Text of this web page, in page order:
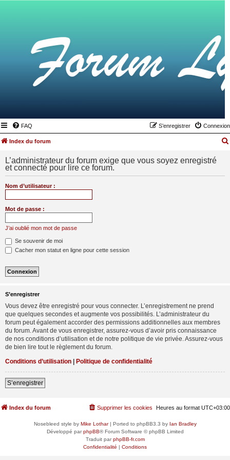
FAQ Connexion
S’enregistrer
Index du forum
L’administrateur du forum exige que vous soyez enregistré
et connecté pour lire ce forum.
Nom d’utilisateur :
Mot de passe :
J’ai oublié mon mot de passe
Se souvenir de moi
Cacher mon statut en ligne pour cette session
S’enregistrer
Vous devez être enregistré pour vous connecter. L’enregistrement ne prend
que quelques secondes et augmente vos possibilités. L’administrateur du
forum peut également accorder des permissions additionnelles aux membres
du forum. Avant de vous enregistrer, assurez-vous d’avoir pris connaissance
de nos conditions d’utilisation et de notre politique de vie privée. Assurez-vous
de bien lire tout le règlement du forum.
Conditions d’utilisation | Politique de confidentialité
S’enregistrer
Index du forum Heures au format UTC+03:00
Supprimer les cookies
Nosebleed style by Mike Lothar| Ported to phpBB3.3 by Ian Bradley
Développé parphpBB® Forum Software © phpBB Limited
Traduit parphpBB-fr.com
Confidentialité | Conditions